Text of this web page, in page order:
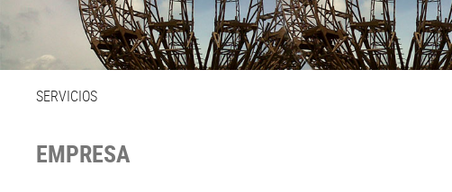
SERVICIOS
EMPRESA